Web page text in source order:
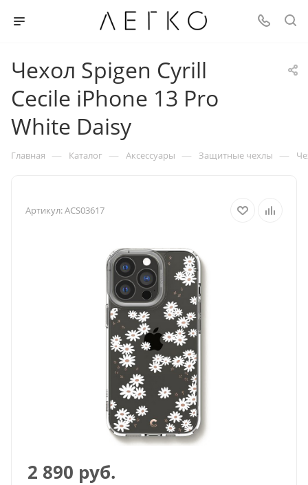
Чехол Spigen Cyrill
Cecile iPhone 13 Pro
White Daisy
Главная — Каталог — Аксессуары — Защитные чехлы —
Артикул:ACS03617
2 890 руб.